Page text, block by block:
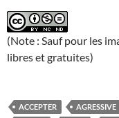
(Note : Sauf pour les
libres et gratuites)
ACCEPTER AGRESSIVE